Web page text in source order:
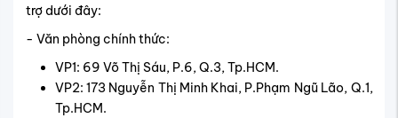
trợ dưới đây:
- Văn phòng chính thức:
VP1: 69 Võ Thị Sáu, P.6, Q.3, Tp.HCM.
VP2: 173 Nguyễn Thị Minh Khai, P.Phạm Ngũ Lão, Q.1,
Tp.HCM.